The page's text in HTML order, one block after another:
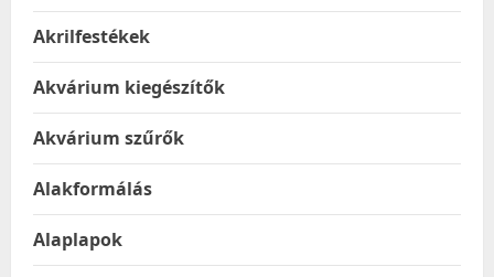
Akrilfestékek
Akvárium kiegészítők
Akvárium szűrők
Alakformálás
Alaplapok